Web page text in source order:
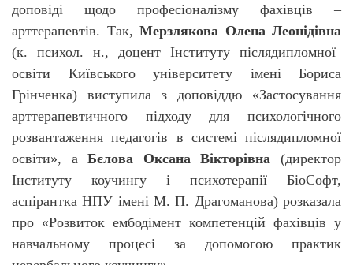
доповіді щодо професіоналізму фахівців –
арттерапевтів. Так, Мерзлякова Олена Леонідівна
(к. психол. н., доцент Інституту післядипломної
освіти Київського університету імені Бориса
Грінченка) виступила з доповіддю «Застосування
арттерапевтичного підходу для психологічного
розвантаження педагогів в системі післядипломної
освіти», аБєлова Оксана Вікторівна (директор
Інституту коучингу і психотерапії БіоСофт,
аспірантка НПУ імені М. П. Драгоманова) розказала
про «Розвиток ембодімент компетенцій фахівців у
навчальному процесі за допомогою практик